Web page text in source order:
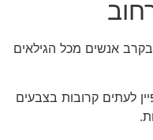
בקרב אנשים מכל הגילאים
לעתים קרובות בצבעים